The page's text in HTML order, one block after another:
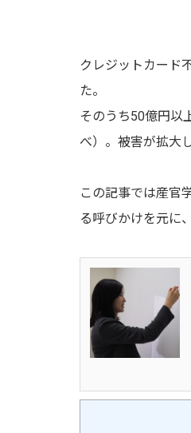
クレジットカード
た。
そのうち50億円以
べ）。被害が拡大
この記事では産官
る呼びかけを元に